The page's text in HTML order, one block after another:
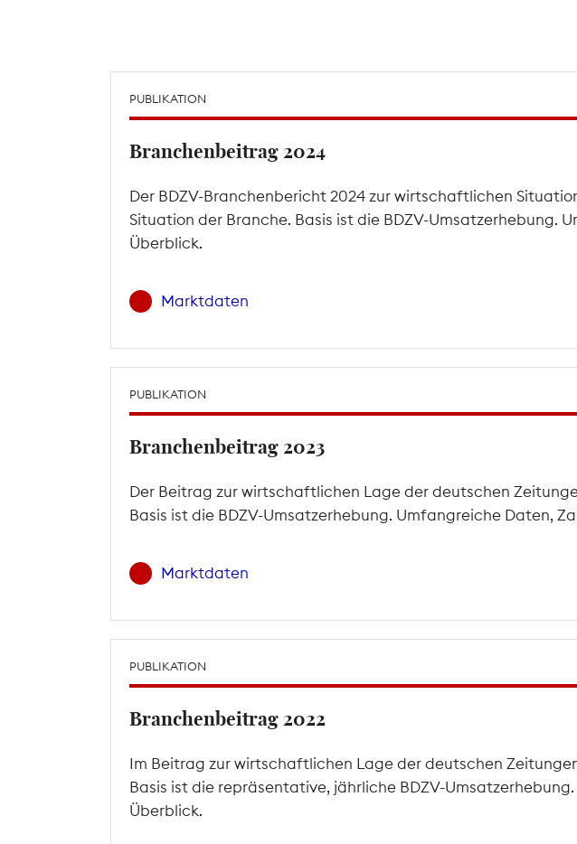
PUBLIKATION
Branchenbeitrag 2024
Der BDZV-Branchenbericht 2024 zur wirtschaftlichen
Situation der Branche. Basis ist die BDZV-Umsatzerhebung.
Überblick.
Marktdaten
PUBLIKATION
Branchenbeitrag 2023
Der Beitrag zur wirtschaftlichen Lage der deutschen
Basis ist die BDZV-Umsatzerhebung. Umfangreiche Daten,
Marktdaten
PUBLIKATION
Branchenbeitrag 2022
Im Beitrag zur wirtschaftlichen Lage der deutschen
Basis ist die repräsentative, jährliche BDZV-
Überblick.